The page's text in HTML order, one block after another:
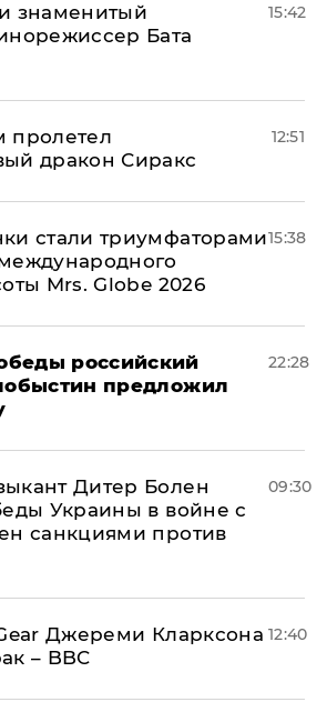
знаменитый
Бата
15:42
пролетел
дракон Сиракс
12:51
стали триумфаторами
Mrs. Globe 2026
15:38
российский
предложил
22:28
Дитер Болен
Украины в войне с
санкциями против
09:30
Джереми Кларксона
– BBC
12:40